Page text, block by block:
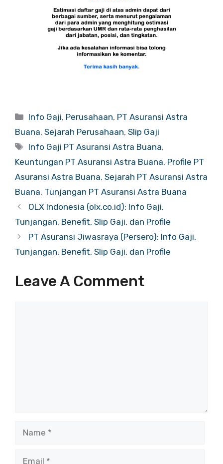
Categories
Info Gaji, Perusahaan, PT Asuransi Astra
Buana, Sejarah Perusahaan, Slip Gaji
Tags
Info Gaji PT Asuransi Astra Buana,
Keuntungan PT Asuransi Astra Buana, Profile PT
Asuransi Astra Buana, Sejarah PT Asuransi Astra
Buana, Tunjangan PT Asuransi Astra Buana
OLX Indonesia (olx.co.id): Info Gaji,
Tunjangan, Benefit, Slip Gaji, dan Profile
PT Asuransi Jiwasraya (Persero): Info Gaji,
Tunjangan, Benefit, Slip Gaji, dan Profile
Leave A Comment